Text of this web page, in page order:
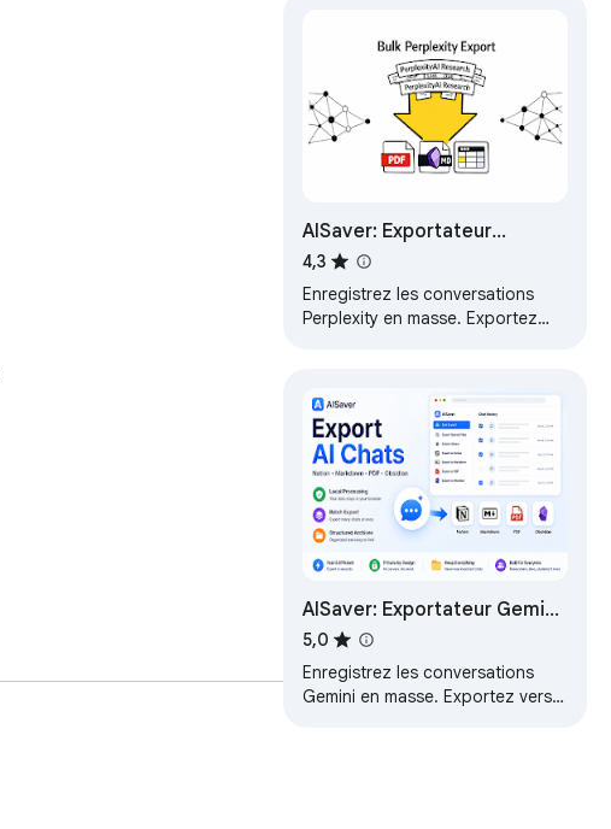
AISaver: Exportateur
Perplexity - Enregistrer dans
Notion et Markdown
4,3
Enregistrez les conversations
Perplexity en masse. Exportez
AISaver: Exportateur Gemini
- Enregistrer dans Notion et
Markdown
5,0
Enregistrez les conversations
Gemini en masse. Exportez vers